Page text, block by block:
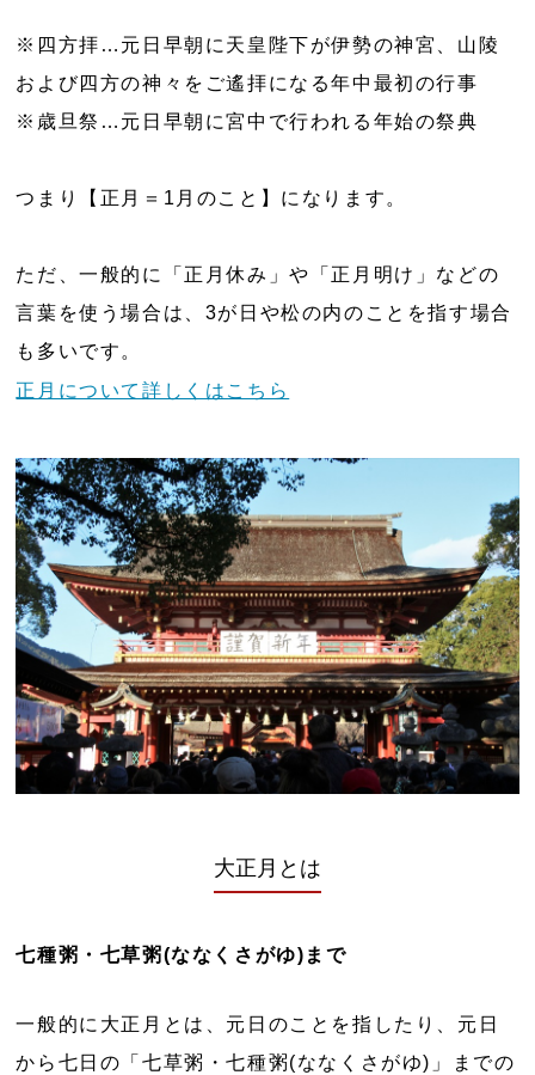
※四方拝…元日早朝に天皇陛下が伊勢の神宮、山陵
および四方の神々をご遙拝になる年中最初の行事
※歳旦祭…元日早朝に宮中で行われる年始の祭典
つまり【正月＝1月のこと】になります。
ただ、一般的に「正月休み」や「正月明け」などの
言葉を使う場合は、3が日や松の内のことを指す場合
も多いです。
正月について詳しくはこちら
大正月とは
七種粥・七草粥(ななくさがゆ)まで
一般的に大正月とは、元日のことを指したり、元日
から七日の「七草粥・七種粥(ななくさがゆ)」までの